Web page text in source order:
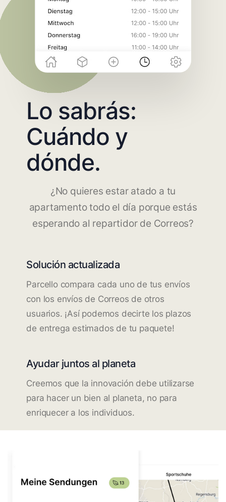
Lo sabrás:
Cuándo y
dónde.
¿No quieres estar atado a tu
apartamento todo el día porque estás
esperando al repartidor de Correos?
Solución actualizada
Parcello compara cada uno de tus envíos
con los envíos de Correos de otros
usuarios. ¡Así podemos decirte los plazos
de entrega estimados de tu paquete!
Ayudar juntos al planeta
Creemos que la innovación debe utilizarse
para hacer un bien al planeta, no para
enriquecer a los individuos.